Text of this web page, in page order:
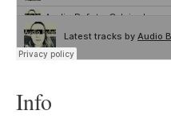
Info